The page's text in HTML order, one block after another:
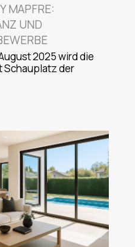
MAPFRE:
UND
2025 wird die
Schauplatz der